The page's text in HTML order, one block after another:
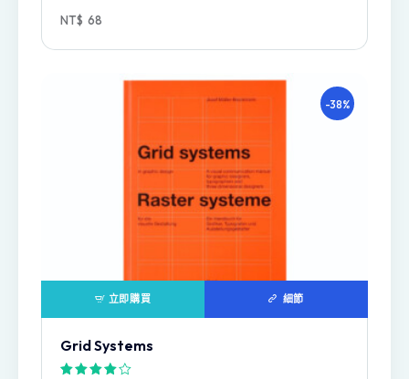
NT$ 68
-38%
立即購買 細節
Grid Systems